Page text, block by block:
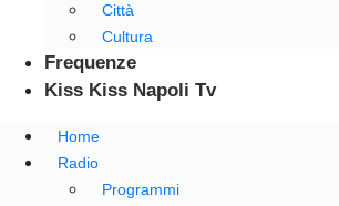
Città
Cultura
Frequenze
Kiss Kiss Napoli Tv
Home
Radio
Programmi